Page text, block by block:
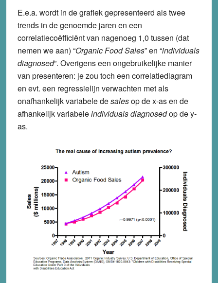
E.e.a. wordt in de grafiek gepresenteerd als twee
trends in de genoemde jaren en een
correlatiecoëfficiënt van nagenoeg 1,0 tussen (dat
nemen we aan) “Organic Food Sales” en “individuals
diagnosed”. Overigens een ongebruikelijke manier
van presenteren: je zou toch een correlatiediagram
en evt. een regressielijn verwachten met als
onafhankelijk variabele desalesop de x-as en de
afhankelijk variabeleindividuals diagnosedop de y-
as.